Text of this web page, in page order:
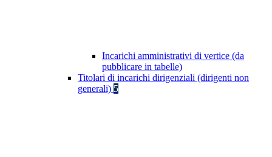
Incarichi amministrativi di vertice (da
pubblicare in tabelle)
Titolari di incarichi dirigenziali (dirigenti non
generali) 5